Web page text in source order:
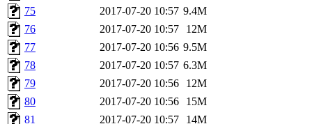
75
2017-07-20 10:57 9.4M
76
2017-07-20 10:57
12M
77
2017-07-20 10:56 9.5M
78
2017-07-20 10:57 6.3M
79
2017-07-20 10:56
12M
80
2017-07-20 10:56
15M
81
2017-07-20 10:57 14M